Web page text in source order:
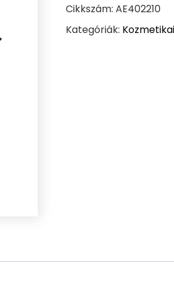
mennyiség
Cikkszám:AE402210
Kategóriák: